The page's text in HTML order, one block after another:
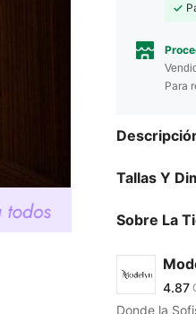
Para
Tallas Y
Sobre La
4.87
4.87